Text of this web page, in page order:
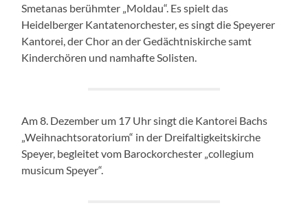
Smetanas berühmter „Moldau“. Es spielt das
Heidelberger Kantatenorchester, es singt die Speyerer
Kantorei, der Chor an der Gedächtniskirche samt
Kinderchören und namhafte Solisten.
Am 8. Dezember um 17 Uhr singt die Kantorei Bachs
„Weihnachtsoratorium“ in der Dreifaltigkeitskirche
Speyer, begleitet vom Barockorchester „collegium
musicum Speyer“.